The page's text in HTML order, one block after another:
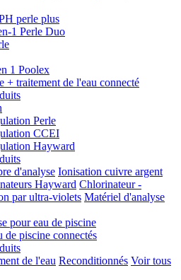
perle plus
1 Perle Duo
1 Poolex
+ traitement de l'eau connecté
Perle
CCEI
Hayward
d'analyse Ionisation cuivre argent
Hayward Chlorinateur -
par ultra-violets Matériel d'analyse
pour eau de piscine
de piscine connectés
de l'eau Reconditionnés Voir tous